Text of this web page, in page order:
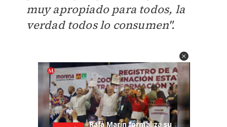
muy apropiado para todos, la
verdad todos lo consumen".